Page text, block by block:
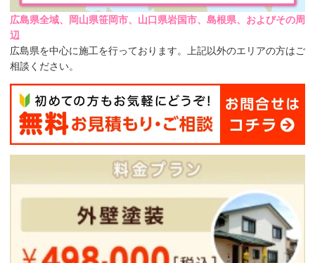
広島県全域、岡山県笹岡市、山口県岩国市、島根県、およびその周
辺
広島県を中心に施工を行っております。上記以外のエリアの方はご
相談ください。